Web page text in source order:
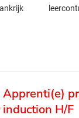
Apprenti(e)
H/F